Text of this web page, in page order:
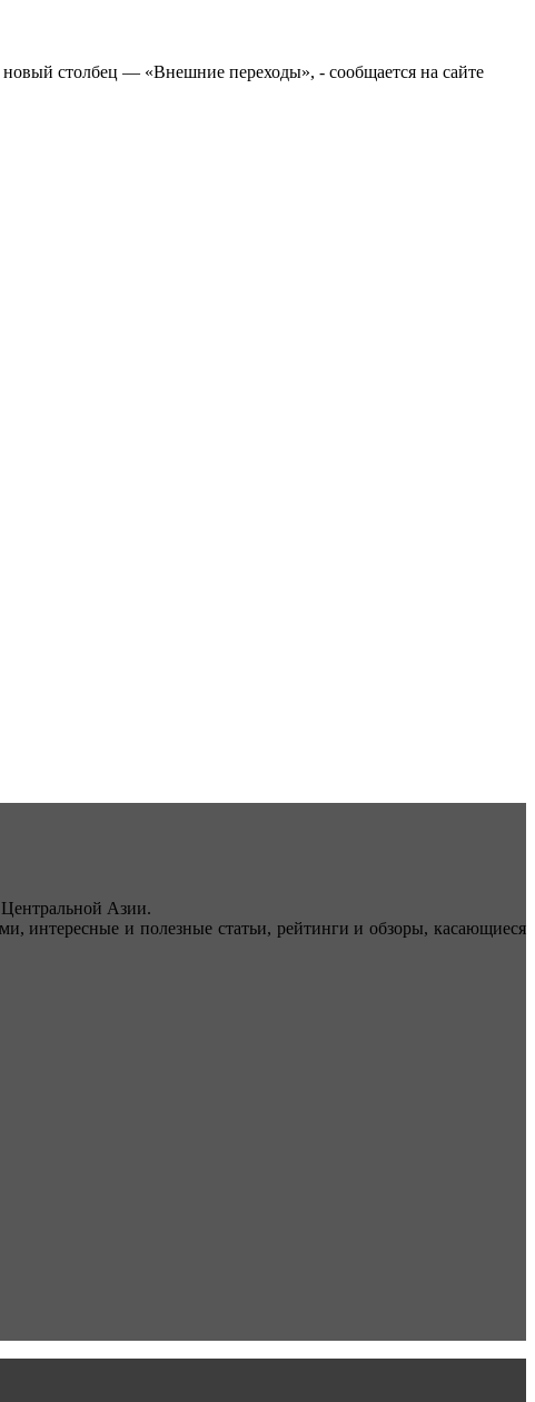
столбец — «Внешние переходы», - сообщается на сайте
Азии.
интересные и полезные статьи, рейтинги и обзоры, касающиеся